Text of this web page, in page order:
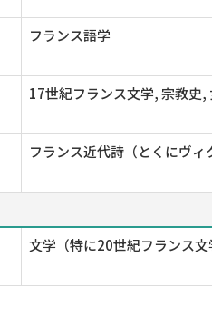
フランス語学
17世紀フランス文学, 宗教史,
フランス近代詩（とくにヴィ
文学（特に20世紀フランス文